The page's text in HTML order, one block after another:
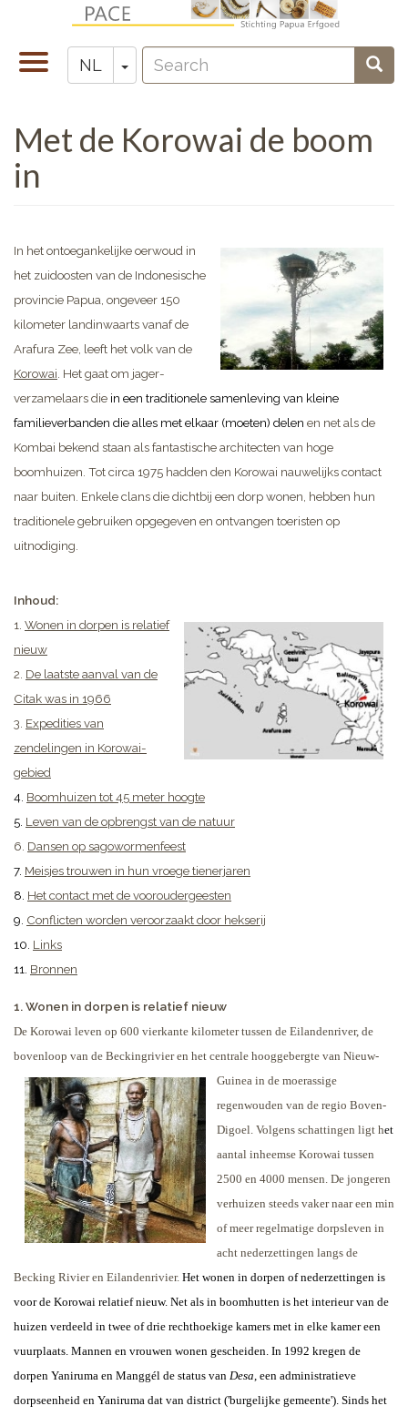
naar
gaan
Navigatie
wisselen
NL Toggle Dropdown
Zoeken
Search
Met de Korowai de boom
in
In het ontoegankelijke oerwoud in
het zuidoosten van de Indonesische
provincie Papua, ongeveer 150
kilometer landinwaarts vanaf de
Arafura Zee, leeft het volk van de
Korowai . Het gaat om jager-
verzamelaars die in een traditionele samenleving van kleine
familieverbanden die alles met elkaar (moeten) delen en net als de
Kombai bekend staan als fantastische architecten van hoge
boomhuizen. Tot circa 1975 hadden den Korowai nauwelijks contact
naar buiten. Enkele clans die dichtbij een dorp wonen, hebben hun
traditionele gebruiken opgegeven en ontvangen toeristen op
uitnodiging.
Inhoud:
1. Wonen in dorpen is relatief
nieuw
2. De laatste aanval van de
Citak was in 1966
3. Expedities van
zendelingen in Korowai-
gebied
4. Boomhuizen tot 45 meter hoogte
5. Leven van de opbrengst van de natuur
6. Dansen op sagowormenfeest
7. Meisjes trouwen in hun vroege tienerjaren
8. Het contact met de vooroudergeesten
9. Conflicten worden veroorzaakt door hekserij
10. Links
11. Bronnen
1. Wonen in dorpen is relatief nieuw
De Korowai leven op 600 vierkante kilometer tussen de Eilandenriver, de
bovenloop van de Beckingrivier en het centrale hooggebergte van Nieuw-
Guinea in de moerassige
regenwouden van de regio Boven-
Digoel. Volgens schattingen ligt het
aantal inheemse Korowai tussen
2500 en 4000 mensen. De jongeren
verhuizen steeds vaker naar een min
of meer regelmatige dorpsleven in
acht nederzettingen langs de
Becking Rivier en Eilandenrivier. Het wonen in dorpen of nederzettingen is
voor de Korowai relatief nieuw. Net als in boomhutten is het interieur van de
huizen verdeeld in twee of drie rechthoekige kamers met in elke kamer een
vuurplaats. Mannen en vrouwen wonen gescheiden. In 1992 kregen de
dorpen Yaniruma en Manggél de status van Desa , een administratieve
dorpseenheid en Yaniruma dat van district ('burgelijke gemeente'). Sinds het